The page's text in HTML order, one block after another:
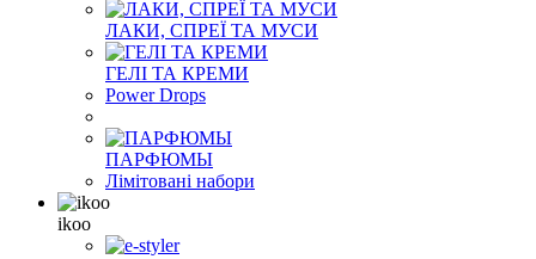
ЛАКИ, СПРЕЇ ТА МУСИ
ГЕЛІ ТА КРЕМИ
Power Drops
ПАРФЮМЫ
Лімітовані набори
ikoo